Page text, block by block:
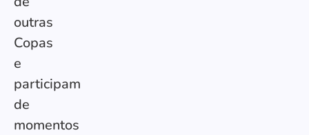
outras
Copas
e
participam
de
momentos